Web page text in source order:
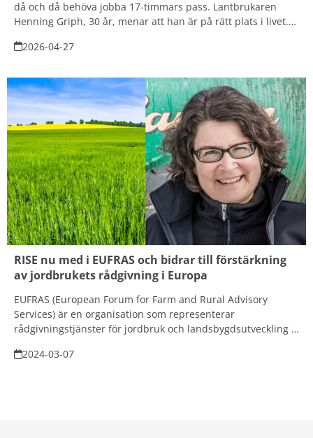
då och då behöva jobba 17-timmars pass. Lantbrukaren
Henning Griph, 30 år, menar att han är på rätt plats i livet.
kan njuta av solnedgången samtidigt som han kör
2026-04-27
RISE nu med i EUFRAS och bidrar till förstärkning
av jordbrukets rådgivning i Europa
EUFRAS (European Forum for Farm and Rural Advisory
Services) är en organisation som representerar
rådgivningstjänster för jordbruk och landsbygdsutveckling i
länder. Syftet är att främja kunskapsutbyte och samarbete
2024-03-07